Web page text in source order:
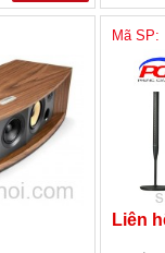
Mã SP:
Liên